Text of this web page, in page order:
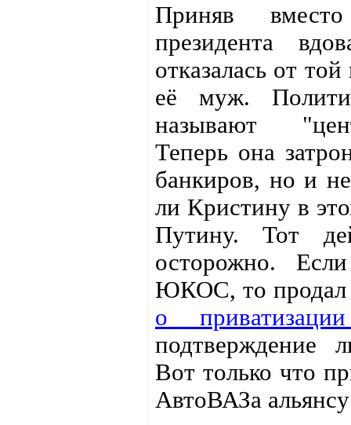
Приняв
президента
отказалась от
её муж.
называют
Теперь она
банкиров, но и
ли Кристину в
Путину. Тот
осторожно.
ЮКОС, то
о
подтверждение
Вот только что
АвтоВАЗа